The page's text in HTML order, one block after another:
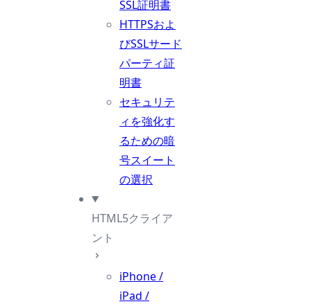
SSL証明書
HTTPSおよ
びSSLサード
パーティ証
明書
セキュリテ
ィを強化す
るための暗
号スイート
の選択
HTML5クライア
ント
iPhone /
iPad /